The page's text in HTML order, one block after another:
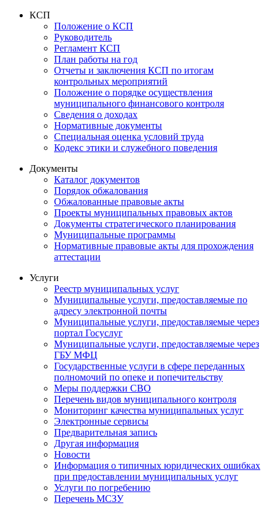
КСП
Положение о КСП
Руководитель
Регламент КСП
План работы на год
Отчеты и заключения КСП по итогам
контрольных мероприятий
Положение о порядке осуществления
муниципального финансового контроля
Сведения о доходах
Нормативные документы
Специальная оценка условий труда
Кодекс этики и служебного поведения
Документы
Каталог документов
Порядок обжалования
Обжалованные правовые акты
Проекты муниципальных правовых актов
Документы стратегического планирования
Муниципальные программы
Нормативные правовые акты для прохождения
аттестации
Услуги
Реестр муниципальных услуг
Муниципальные услуги, предоставляемые по
адресу электронной почты
Муниципальные услуги, предоставляемые через
портал Госуслуг
Муниципальные услуги, предоставляемые через
ГБУ МФЦ
Государственные услуги в сфере переданных
полномочий по опеке и попечительству
Меры поддержки СВО
Перечень видов муниципального контроля
Мониторинг качества муниципальных услуг
Электронные сервисы
Предварительная запись
Другая информация
Новости
Информация о типичных юридических ошибках
при предоставлении муниципальных услуг
Услуги по погребению
Перечень МСЗУ